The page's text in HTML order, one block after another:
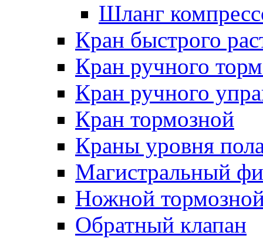
Шланг
Кран быстрого
Кран ручного
Кран ручного
Кран тормозной
Краны уровня
Магистральный
Ножной
Обратный клапан